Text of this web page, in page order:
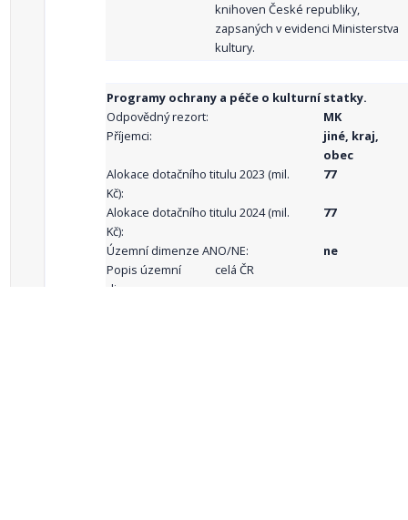
knihoven České republiky,
zapsaných v evidenci Ministerstva
kultury.
Programy ochrany a péče o kulturní statky.
Odpovědný rezort:
MK
Příjemci:
jiné, kraj,
obec
Alokace dotačního titulu 2023 (mil.
Kč):
77
Alokace dotačního titulu 2024 (mil.
Kč):
77
Územní dimenze ANO/NE:
ne
Popis územní
dimenze:
celá ČR